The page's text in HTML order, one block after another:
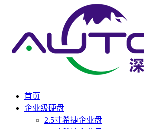
首页
企业级硬盘
2.5寸希捷企业盘